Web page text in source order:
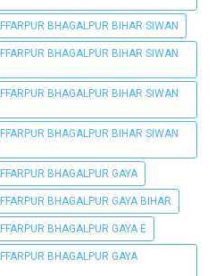
BHAGALPUR BIHAR SIWAN
BHAGALPUR BIHAR SIWAN
BHAGALPUR BIHAR SIWAN
BHAGALPUR BIHAR SIWAN
BHAGALPUR GAYA
BHAGALPUR GAYA BIHAR
BHAGALPUR GAYA E
BHAGALPUR GAYA